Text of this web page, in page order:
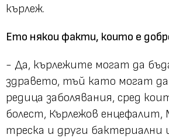
кърлеж.
Ето някои факти, които е
- Да, кърлежите могат да
здравето, тъй като могат
редица заболявания, сред
болест, Кърлежов енцефалит,
треска и други бактериални